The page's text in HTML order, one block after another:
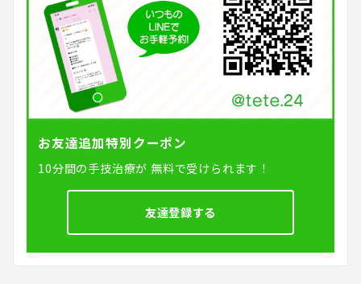
お友達追加特別クーポン
10分間の手技治療が 無料で受けられます！
友達登録する